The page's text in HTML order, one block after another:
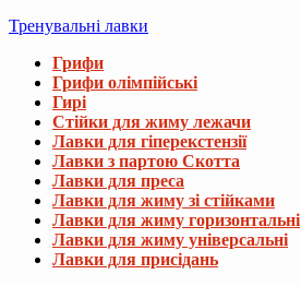
Тренувальні лавки
Грифи
Грифи олімпійські
Гирі
Стійки для жиму лежачи
Лавки для гіперекстензії
Лавки з партою Скотта
Лавки для преса
Лавки для жиму зі стійками
Лавки для жиму горизонтальні
Лавки для жиму універсальні
Лавки для присідань